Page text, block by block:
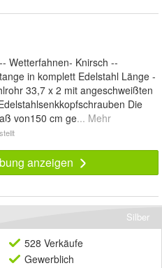
Wetterfahnen- Knirsch --
in komplett Edelstahl Länge -
33,7 x 2 mit angeschweißten
Die
von150 cm ge... Mehr
anzeigen
Silber
528 Verkäufe
Gewerblich